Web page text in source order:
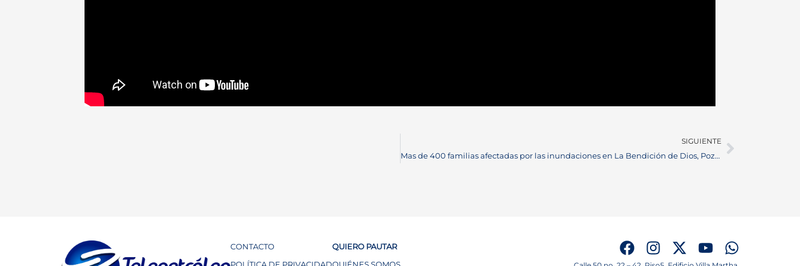
SIGUIENTE
Mas de 400 familias afectadas por las inundaciones en La Bendición de Dios, Pozo Siete y La Playita
CONTACTO
QUIERO PAUTAR